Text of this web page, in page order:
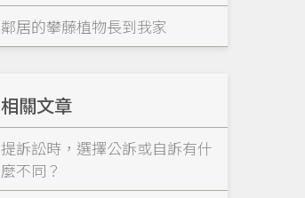
鄰居的攀藤植物長到我家
相關文章
提訴訟時，選擇公訴或自訴有什
麼不同？